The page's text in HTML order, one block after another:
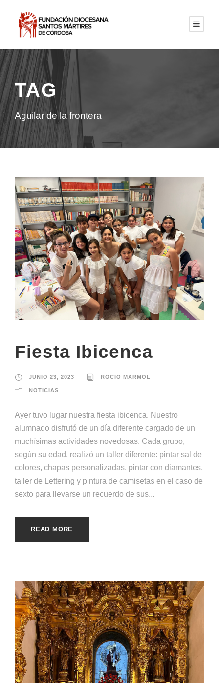
TAG
Aguilar de la frontera
Fiesta Ibicenca
JUNIO 23, 2023 ROCIO MARMOL
NOTICIAS
Ayer tuvo lugar nuestra fiesta ibicenca. Nuestro
alumnado disfrutó de un día diferente cargado de un
muchísimas actividades novedosas. Cada grupo,
según su edad, realizó un taller diferente: pintar sal de
colores, chapas personalizadas, pintar con diamantes,
taller de Lettering y pintura de camisetas en el caso de
sexto para llevarse un recuerdo de sus...
READ MORE